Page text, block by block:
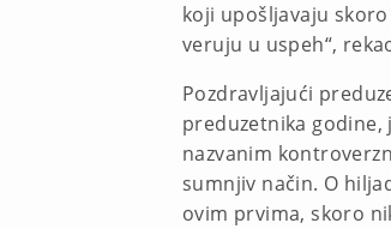
koji upošljavaju
veruju u uspeh“,
Pozdravljajući
preduzetnika godine,
nazvanim
sumnjiv način. O
ovim prvima, skoro